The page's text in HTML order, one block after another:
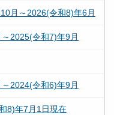
月～2026(令和8)年6月
2025(令和7)年9月
2024(令和6)年9月
8)年7月1日現在